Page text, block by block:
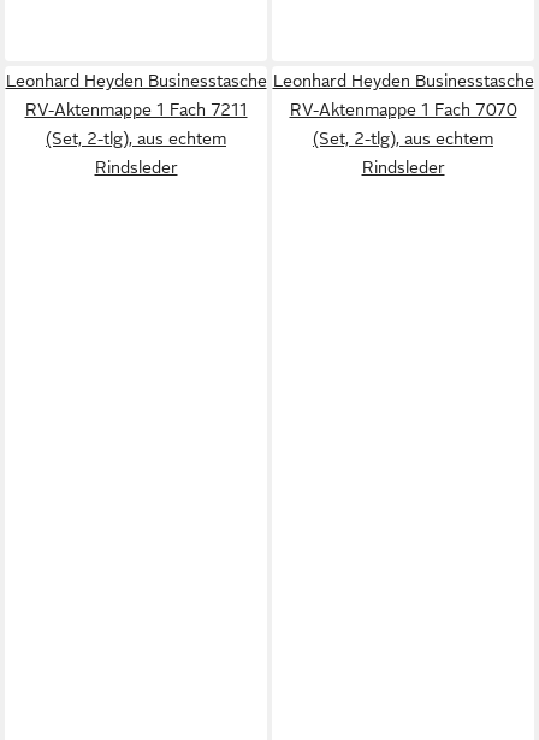
Leonhard Heyden Businesstasche
RV-Aktenmappe 1 Fach 7211
(Set, 2-tlg), aus echtem
Rindsleder
Leonhard Heyden Businesstasche
RV-Aktenmappe 1 Fach 7070
(Set, 2-tlg), aus echtem
Rindsleder